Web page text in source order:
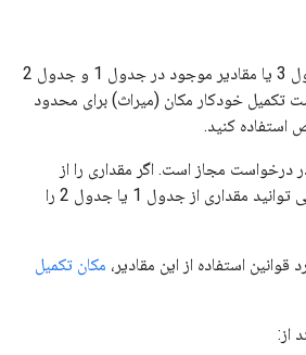
از مقادیر نوع مکان در جدول 3 یا مقادیر موجود در جدول 1 و جدول 2
تکمیل خودکار مکان (میراث) برای محدود
استفاده کنید.
یک نوع از جدول 3 در درخواست مجاز است. اگر مقداری را از
جدول 3 مشخص کنید، نمی توانید مقداری از جدول 1 یا جدول 2 را
استفاده از این مقادیر، مکان تکمیل
از: